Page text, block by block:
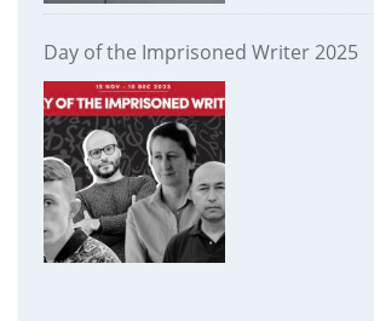
Day of the Imprisoned Writer 2025